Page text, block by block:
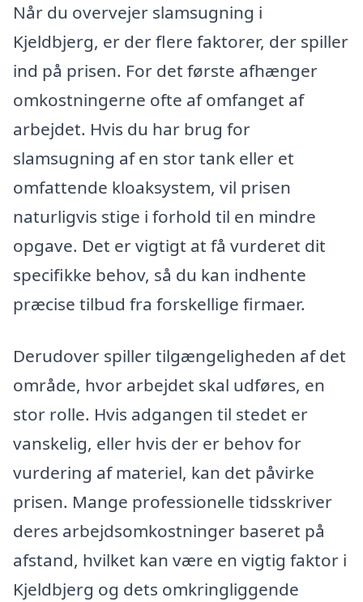
Når du overvejer slamsugning i
Kjeldbjerg, er der flere faktorer, der spiller
ind på prisen. For det første afhænger
omkostningerne ofte af omfanget af
arbejdet. Hvis du har brug for
slamsugning af en stor tank eller et
omfattende kloaksystem, vil prisen
naturligvis stige i forhold til en mindre
opgave. Det er vigtigt at få vurderet dit
specifikke behov, så du kan indhente
præcise tilbud fra forskellige firmaer.
Derudover spiller tilgængeligheden af det
område, hvor arbejdet skal udføres, en
stor rolle. Hvis adgangen til stedet er
vanskelig, eller hvis der er behov for
vurdering af materiel, kan det påvirke
prisen. Mange professionelle tidsskriver
deres arbejdsomkostninger baseret på
afstand, hvilket kan være en vigtig faktor i
Kjeldbjerg og dets omkringliggende